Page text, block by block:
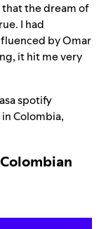
that the dream of
I had
by Omar
it hit me very
spotify
Colombia,